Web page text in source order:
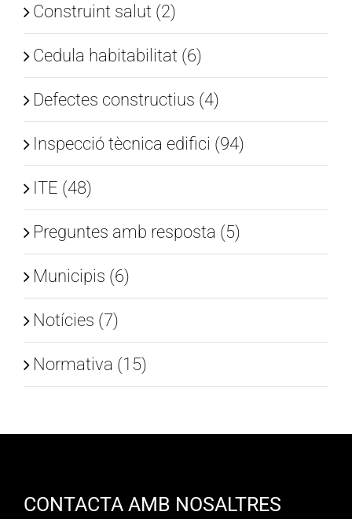
Construint salut (2)
Cedula habitabilitat (6)
Defectes constructius (4)
Inspecció tècnica edifici (94)
ITE (48)
Preguntes amb resposta (5)
Municipis (6)
Notícies (7)
Normativa (15)
CONTACTA AMB NOSALTRES